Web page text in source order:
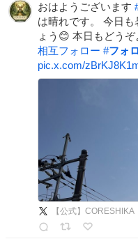
おはようございます
は晴れです。 今日
ょう😊 本日もどう
相互フォロー #フォ
pic.x.com/
【公式】CORESHIKA